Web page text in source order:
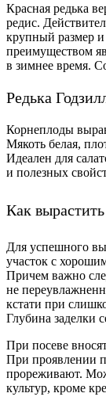
Красная редька
редис.
крупный размер
преимуществом
в зимнее время.
Редька
Корнеплоды
Мякоть белая,
Идеален для
и полезных
Как вырастить
Для успешного
участок с
Причем важно
не
кстати при
Глубина заделки
При посеве
При проявлении
прореживают.
культур, кроме